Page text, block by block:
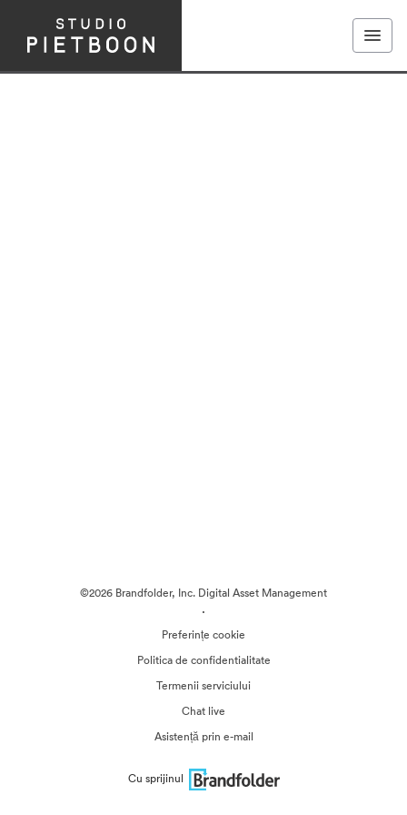
©2026 Brandfolder, Inc. Digital Asset Management
·
Preferințe cookie
Politica de confidentialitate
Termenii serviciului
Chat live
Asistență prin e-mail
Cu sprijinul